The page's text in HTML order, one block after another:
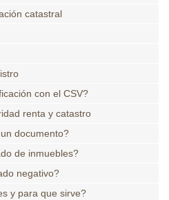
catastral
con el CSV?
renta y catastro
documento?
de inmuebles?
negativo?
y para que sirve?